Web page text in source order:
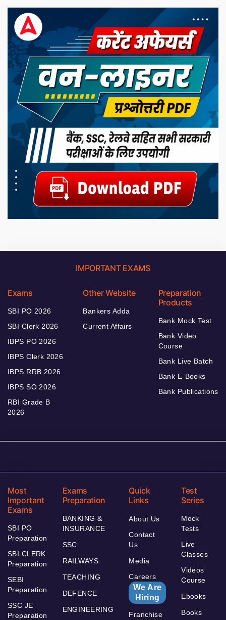
IMPORTANT EXAMS
Exams
SBI PO 2026
SBI Clerk 2026
IBPS PO 2026
IBPS Clerk 2026
IBPS RRB 2026
IBPS SO 2026
RBI Grade B
2026
Other Website
Bankers Adda
Current Affairs
Preparation
Products
Bank Mock Test
Bank Video
Course
Bank Live Batch
Bank E-Books
Bank Publications
Most
Important
Exams
SBI PO
Preparation
SBI CLERK
Preparation
SEBI
Preparation
SSC JE
Preparation
Exams
Preparation
BANKING &
INSURANCE
SSC
RAILWAYS
TEACHING
DEFENCE
ENGINEERING
Quick
Links
About Us
Contact
Us
Media
Careers
We Are
Hiring
Franchise
Test
Series
Mock
Tests
Live
Classes
Videos
Course
Ebooks
Books